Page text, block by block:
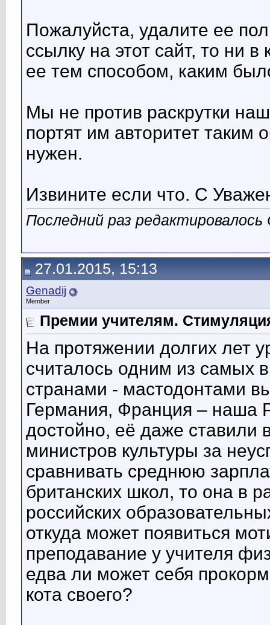
Пожалуйста, удалите ее
ссылку на этот сайт, то ни
ее тем способом, каким
Мы не против раскрутки
портят им авторитет
нужен.
Извините если что. С
Последний раз
27.01.2015, 15:13
Genadij
Member
Премии учителям.
На протяжении долгих лет
считалось одним из самых
странами - мастодонтами
Германия, Франция – наша
достойно, её даже ставили
министров культуры за
сравнивать среднюю
британских школ, то она в
российских
откуда может появиться
преподавание у учителя
едва ли может себя
кота своего?